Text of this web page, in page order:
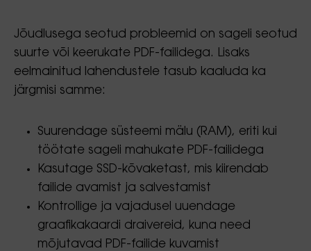
Jõudlusega seotud probleemid on sageli seotud
suurte või keerukate PDF-failidega. Lisaks
eelmainitud lahendustele tasub kaaluda ka
järgmisi samme:
Suurendage süsteemi mälu (RAM), eriti kui
töötate sageli mahukate PDF-failidega
Kasutage SSD-kõvaketast, mis kiirendab
failide avamist ja salvestamist
Kontrollige ja vajadusel uuendage
graafikakaardi draivereid, kuna need
mõjutavad PDF-failide kuvamist